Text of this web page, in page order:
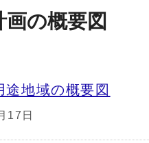
画の概要図
途地域の概要図
17日